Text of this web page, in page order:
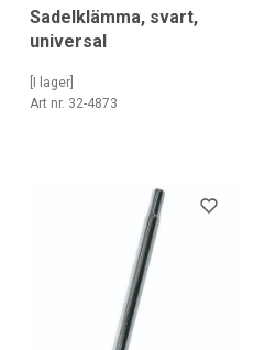
Sadelklämma, svart,
universal
[I lager]
Art nr. 32-4873